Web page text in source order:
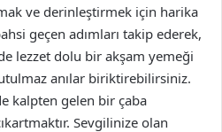
ve derinleştirmek için harika
geçen adımları takip ederek,
lezzet dolu bir akşam yemeği
anılar biriktirebilirsiniz.
kalpten gelen bir çaba
Sevgilinize olan